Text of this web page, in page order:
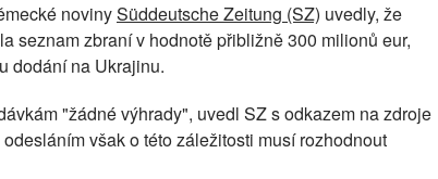
novinySüddeutsche Zeitung (SZ) uvedly, že
seznam zbraní v hodnotě přibližně 300 milionů eur,
dodání na Ukrajinu.
"žádné výhrady", uvedl SZ s odkazem na zdroje
však o této záležitosti musí rozhodnout